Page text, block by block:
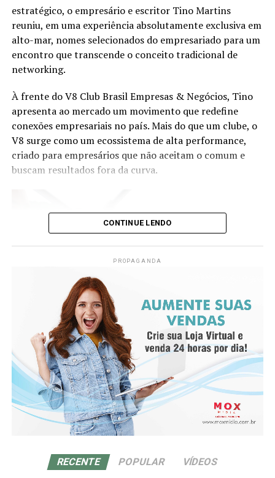
É uma honra e um desafio. O Hard Rock é uma marca
global, onde ela chega, ela transforma. E sabíamos disso
desde a primeira conversa com o grupo. Então, fazer
parte disso, ter trazido uma marca tão impactante para
o litoral norte catarinense é um orgulho, mas também é
a norteiam e que são o fundamento do sucesso e da
história do Hard Rock e que precisamos seguir e
perpetuar. Mas, além disso, enquanto sócios, somos
presentes na operação, acompanhando todas as etapas
diariamente, porque entendemos que mais do que não
basta ser um point badalado, ter tantas pessoas de
entre aqui e tenha uma experiência indescritível e que
saia daqui entendendo e sentindo o porquê o Hard Rock
é este fenômeno mundial.
estratégico, o empresário e escritor Tino Martins
reuniu, em uma experiência absolutamente exclusiva em
alto-mar, nomes selecionados do empresariado para um
encontro que transcende o conceito tradicional de
networking.
À frente do V8 Club Brasil Empresas & Negócios, Tino
apresenta ao mercado um movimento que redefine
conexões empresariais no país. Mais do que um clube, o
V8 surge como um ecossistema de alta performance,
criado para empresários que não aceitam o comum e
buscam resultados fora da curva.
CONTINUE LENDO
PROPAGANDA
RECENTE POPULAR VÍDEOS